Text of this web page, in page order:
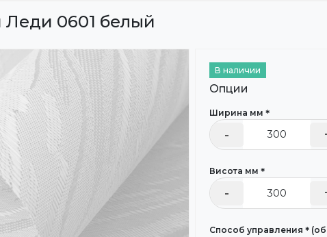
0601 белый
В наличии
Опции
Ширина мм＊
-
Висота мм＊
-
Способ управления＊